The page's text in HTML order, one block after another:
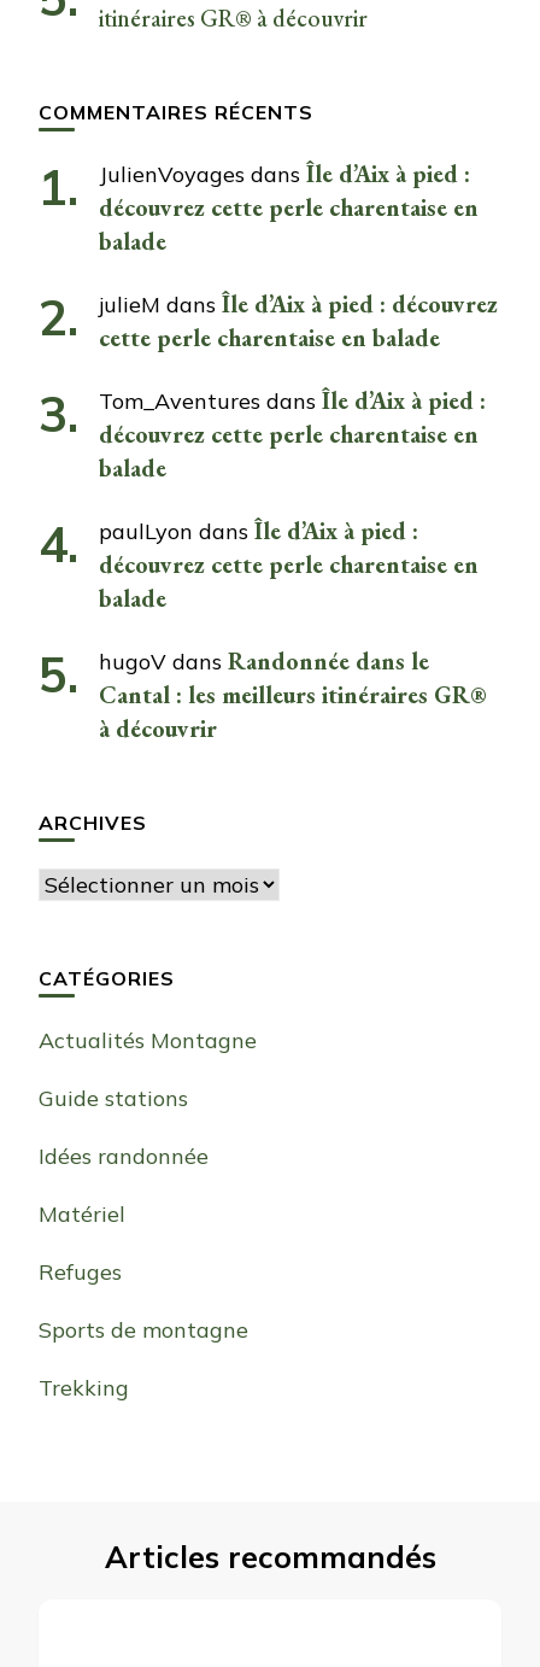
itinéraires GR® à découvrir
COMMENTAIRES RÉCENTS
JulienVoyages dans Île d’Aix à pied :
découvrez cette perle charentaise en
balade
julieM dans Île d’Aix à pied : découvrez
cette perle charentaise en balade
Tom_Aventures dans Île d’Aix à pied :
découvrez cette perle charentaise en
balade
paulLyon dans Île d’Aix à pied :
découvrez cette perle charentaise en
balade
hugoV dans Randonnée dans le
Cantal : les meilleurs itinéraires GR®
à découvrir
ARCHIVES
Archives
CATÉGORIES
Actualités Montagne
Guide stations
Idées randonnée
Matériel
Refuges
Sports de montagne
Trekking
Articles recommandés